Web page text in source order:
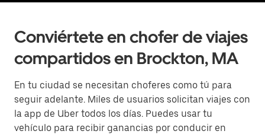
Conviértete en chofer de viajes
compartidos en Brockton, MA
En tu ciudad se necesitan choferes como tú para
seguir adelante. Miles de usuarios solicitan viajes con
la app de Uber todos los días. Puedes usar tu
vehículo para recibir ganancias por conducir en